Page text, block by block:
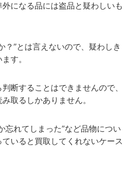
になる品には盗品と疑わしいも
？”とは言えないので、疑わしき
す。
断することはできませんので、
取るしかありません。
忘れてしまった”など品物につい
いると買取してくれないケース